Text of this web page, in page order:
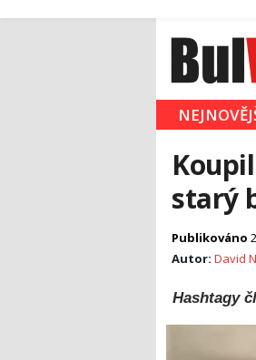
starý
Publikováno
Autor: David
Hashtagy